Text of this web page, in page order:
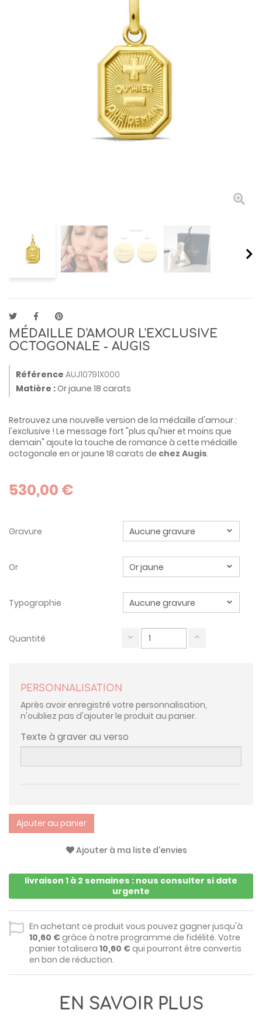
MÉDAILLE D'AMOUR L'EXCLUSIVE
OCTOGONALE - AUGIS
Référence AUJ10791X000
Matière :Or jaune 18 carats
Retrouvez une nouvelle version de la médaille d'amour :
l'exclusive ! Le message fort "plus qu'hier et moins que
demain" ajoute la touche de romance à cette médaille
octogonale en or jaune 18 carats de chez Augis.
530,00 €
Gravure
Or
Typographie
Quantité
PERSONNALISATION
Après avoir enregistré votre personnalisation,
n'oubliez pas d'ajouter le produit au panier.
Texte à graver au verso
Ajouter au panier
Ajouter à ma liste d'envies
livraison 1 à 2 semaines : nous consulter si date
urgente
En achetant ce produit vous pouvez gagner jusqu'à
10,60 €grâce à notre programme de fidélité. Votre
panier totalisera 10,60 €qui pourront être convertis
en bon de réduction.
EN SAVOIR PLUS